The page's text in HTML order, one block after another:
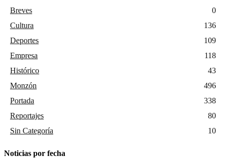
Breves
0
Cultura
136
Deportes
109
Empresa
118
Histórico
43
Monzón
496
Portada
338
Reportajes
80
Sin Categoría
10
Noticias por fecha